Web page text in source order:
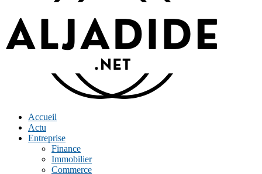
Accueil
Actu
Entreprise
Finance
Immobilier
Commerce